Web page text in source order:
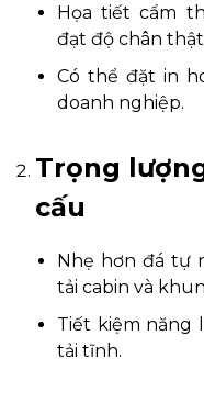
Họa tiết cẩm
đạt độ chân thật
Có thể đặt in
doanh nghiệp.
Trọng
cấu
Nhẹ hơn đá tự
tải cabin và
Tiết kiệm năng
tải tĩnh.